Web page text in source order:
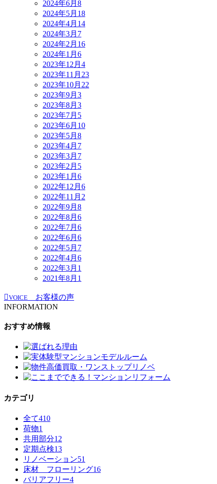
2024年6月 8
2024年5月 18
2024年4月 14
2024年3月 7
2024年2月 16
2024年1月 6
2023年12月 4
2023年11月 23
2023年10月 22
2023年9月 3
2023年8月 3
2023年7月 5
2023年6月 10
2023年5月 8
2023年4月 7
2023年3月 7
2023年2月 5
2023年1月 6
2022年12月 6
2022年11月 2
2022年9月 8
2022年8月 6
2022年7月 6
2022年6月 6
2022年5月 7
2022年4月 6
2022年3月 1
2021年8月 1
VOICE
お客様の声
INFORMATION
おすすめ情報
カテゴリ
全て410
荷物1
共用部分12
定期点検13
リノベーション51
床材 フローリング16
バリアフリー4